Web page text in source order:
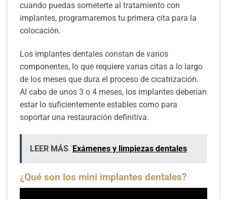
cuando puedas someterte al tratamiento con
implantes, programaremos tu primera cita para la
colocación.
Los implantes dentales constan de varios
componentes, lo que requiere varias citas a lo largo
de los meses que dura el proceso de cicatrización.
Al cabo de unos 3 o 4 meses, los implantes deberían
estar lo suficientemente estables como para
soportar una restauración definitiva.
LEER MÁS Exámenes y limpiezas dentales
¿Qué son los mini implantes dentales?